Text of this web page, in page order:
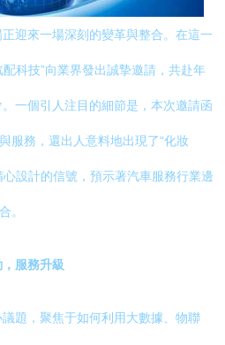
迎來一場深刻的變革與整合。在這一
科技”向業界發出誠摯邀請，共赴年
一個引人注目的細節是，本次邀請函
服務，還出人意料地出現了“化妝
設計的信號，預示著汽車服務行業邊
。
服務升級
題，聚焦于如何利用大數據、物聯